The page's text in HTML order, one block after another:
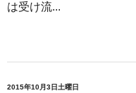
は受け流...
2015年10月3日土曜日